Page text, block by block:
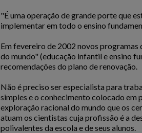
"É uma operação de grande porte que
implementar em todo o ensino
Em fevereiro de 2002 novos
do mundo" (educação infantil e ensino
recomendações do plano de renovação.
Não é preciso ser especialista para
simples e o conhecimento colocado em
exploração racional do mundo que os
atuam os cientistas cuja profissão é a
polivalentes da escola e de seus alunos.